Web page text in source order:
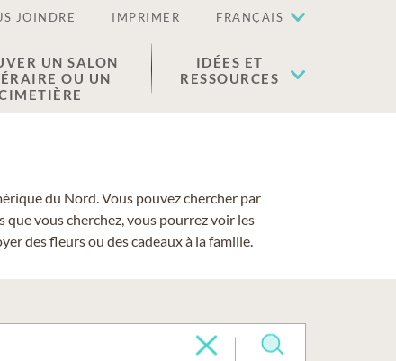
JOINDRE IMPRIMER FRANÇAIS
UN SALON
OU UN
IDÉES ET
RESSOURCES
du Nord. Vous pouvez chercher par
vous cherchez, vous pourrez voir les
des fleurs ou des cadeaux à la famille.